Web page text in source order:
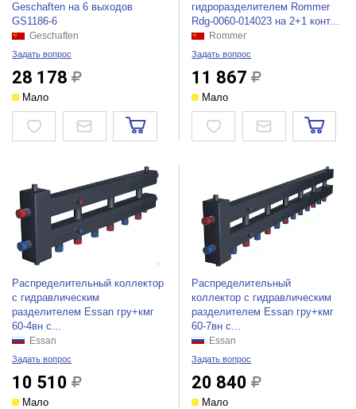
Geschaften на 6 выходов
GS1186-6
Geschaften
Задать вопрос
28 178
Мало
гидроразделителем Rommer
Rdg-0060-014023 на 2+1 конт...
Rommer
Задать вопрос
11 867
Мало
Распределительный коллектор
с гидравлическим
разделителем Essan гру+кмг
60-4вн с...
Essan
Задать вопрос
10 510
Мало
Распределительный
коллектор с гидравлическим
разделителем Essan гру+кмг
60-7вн с...
Essan
Задать вопрос
20 840
Мало